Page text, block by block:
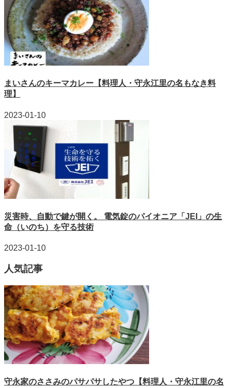
まいさんのキーマカレー【料理人・守永江里の名もなき料
理】
2023-01-10
災害時、自動で鍵が開く。 電気錠のパイオニア「JEI」の生
命（いのち）を守る技術
2023-01-10
人気記事
守永家のささみのパサパサしたやつ【料理人・守永江里の名